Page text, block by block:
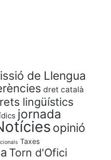
de Llengua
dret català
lingüístics
jornada
opinió
Taxes
Torn d'Ofici